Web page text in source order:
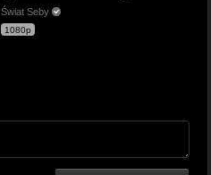
Świat Seby
1080p